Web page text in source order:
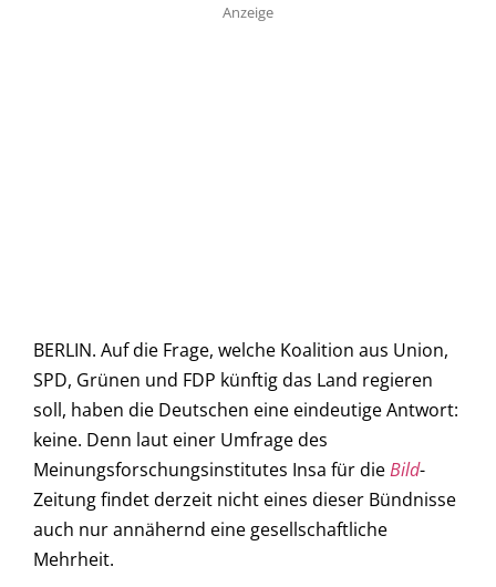
Anzeige
BERLIN. Auf die Frage, welche Koalition aus Union,
SPD, Grünen und FDP künftig das Land regieren
soll, haben die Deutschen eine eindeutige Antwort:
keine. Denn laut einer Umfrage des
Meinungsforschungsinstitutes Insa für dieBild-
Zeitung findet derzeit nicht eines dieser Bündnisse
auch nur annähernd eine gesellschaftliche
Mehrheit.